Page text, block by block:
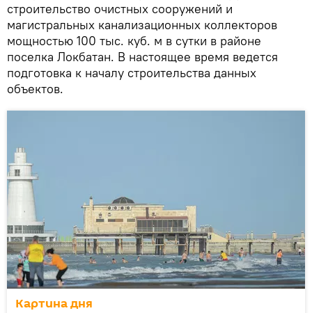
строительство очистных сооружений и
магистральных канализационных коллекторов
мощностью 100 тыс. куб. м в сутки в районе
поселка Локбатан. В настоящее время ведется
подготовка к началу строительства данных
объектов.
Картина дня